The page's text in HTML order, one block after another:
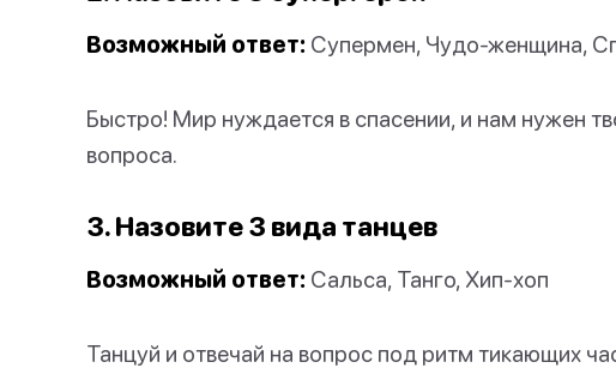
Возможный ответ: Супермен, Чудо-женщина,
Быстро! Мир нуждается в спасении, и нам нужен
вопроса.
3. Назовите 3 вида танцев
Возможный ответ: Сальса, Танго, Хип-хоп
Танцуй и отвечай на вопрос под ритм тикающих